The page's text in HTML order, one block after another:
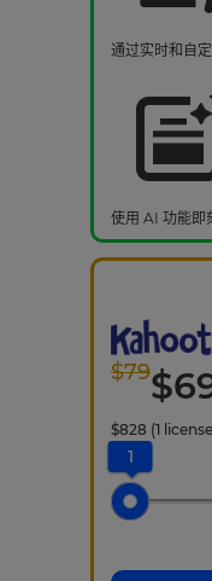
通过实时和自
使用 AI 功能即
$79$
$828 (1
1